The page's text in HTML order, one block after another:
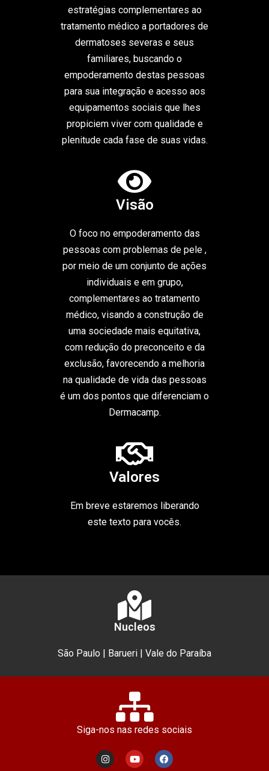
estratégias complementares ao
tratamento médico a portadores de
dermatoses severas e seus
familiares, buscando o
empoderamento destas pessoas
para sua integração e acesso aos
equipamentos sociais que lhes
propiciem viver com qualidade e
plenitude cada fase de suas vidas.
Visão
O foco no empoderamento das
pessoas com problemas de pele ,
por meio de um conjunto de ações
individuais e em grupo,
complementares ao tratamento
médico, visando a construção de
uma sociedade mais equitativa,
com redução do preconceito e da
exclusão, favorecendo a melhoria
na qualidade de vida das pessoas
é um dos pontos que diferenciam o
Dermacamp.
Valores
Em breve estaremos liberando
este texto para vocês.
Nucleos
São Paulo | Barueri | Vale do Paraíba
Siga-nos nas redes sociais